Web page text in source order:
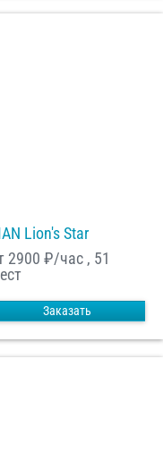
Lion's Star
2900 ₽/час , 51
Заказать